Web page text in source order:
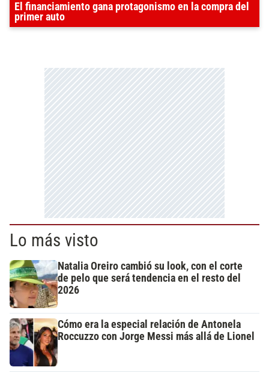
El financiamiento gana protagonismo en la compra del
primer auto
Lo más visto
Natalia Oreiro cambió su look, con el corte
de pelo que será tendencia en el resto del
2026
Cómo era la especial relación de Antonela
Roccuzzo con Jorge Messi más allá de Lionel